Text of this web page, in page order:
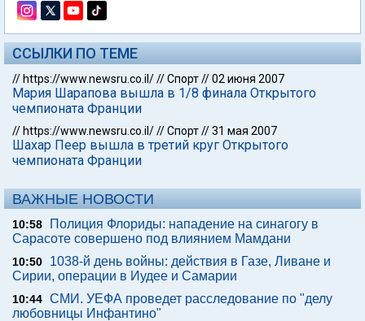
ССЫЛКИ ПО ТЕМЕ
// https://www.newsru.co.il///Спорт//02 июня 2007
Мария Шарапова вышла в 1/8 финала Открытого
чемпионата Франции
// https://www.newsru.co.il///Спорт//31 мая 2007
Шахар Пеер вышла в третий круг Открытого
чемпионата Франции
ВАЖНЫЕ НОВОСТИ
10:58
Полиция Флориды: нападение на синагогу в
Сарасоте совершено под влиянием Мамдани
10:50
1038-й день войны: действия в Газе, Ливане и
Сирии, операции в Иудее и Самарии
10:44 СМИ. УЕФА проведет расследование по "делу
любовницы Инфантино"